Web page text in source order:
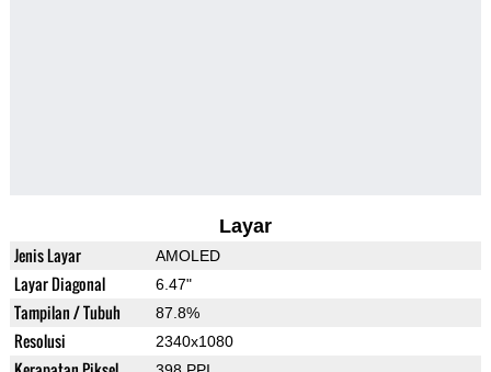
Layar
Jenis Layar AMOLED
Layar Diagonal 6.47"
Tampilan / Tubuh 87.8%
Resolusi 2340x1080